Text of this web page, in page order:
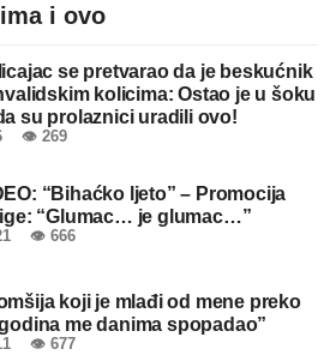
i ovo
se pretvarao da je beskućnik
kolicima: Ostao je u šoku
su prolaznici uradili ovo!
👁 269
“Bihaćko ljeto” – Promocija
“Glumac… je glumac…”
👁 666
koji je mlađi od mene preko
me danima spopadao”
👁 677